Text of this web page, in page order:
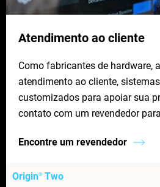
Atendimento ao cliente
Como fabricantes de hardware,
atendimento ao cliente,
customizados para apoiar sua
contato com um revendedor
Encontre um revendedor
Origin® Two